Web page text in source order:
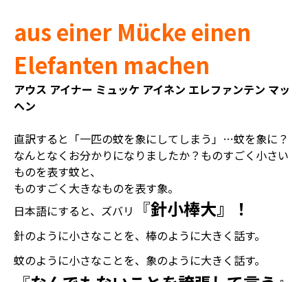
aus einer Mücke einen
Elefanten machen
アウス アイナー ミュッケ アイネン エレファンテン マッ
ヘン
直訳すると「一匹の蚊を象にしてしまう」…蚊を象に？
なんとなくお分かりになりましたか？ものすごく小さい
ものを表す蚊と、
ものすごく大きなものを表す象。
日本語にすると、ズバリ
『針小棒大』！
針のように小さなことを、棒のように大きく話す。
蚊のように小さなことを、象のように大きく話す。